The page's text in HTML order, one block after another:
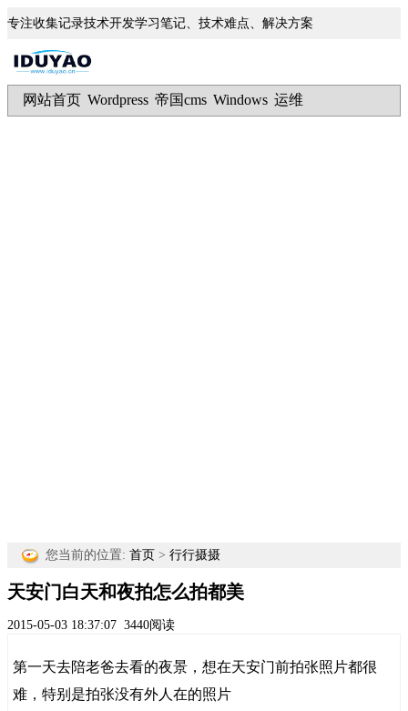
专注收集记录技术开发学习笔记、技术难点、解决方案
网站首页 Wordpress 帝国cms Windows 运维
您当前的位置: 首页 > 行行摄摄
天安门白天和夜拍怎么拍都美
2015-05-03 18:37:07 3440阅读
第一天去陪老爸去看的夜景，想在天安门前拍张照片都很
难，特别是拍张没有外人在的照片